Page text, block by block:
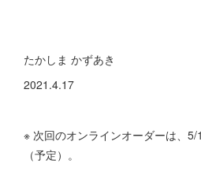
たかしま かずあき
2021.4.17
※ 次回のオンラインオーダーは、
（予定）。